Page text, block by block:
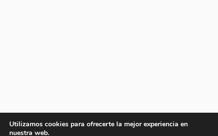
Utilizamos cookies para ofrecerte la mejor experiencia en
nuestra web.